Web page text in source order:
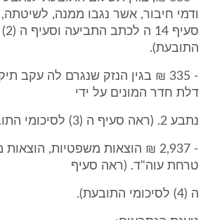
ודמי חיבור, אשר נגבו ממנה,
התובעת).
- 335 ₪ בגין הנזק שנגרם לה עקב
דלת חדר המונים על ידי
נתבע 2. (ראה סעיף ה (3) לסיכומי התובעת).
- 2,937 ₪ הוצאות משפטיות,
טרחת עוה"ד. (ראה סעיף
ה (4) לסיכומי התובעת).